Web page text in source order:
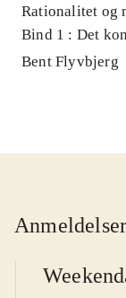
Rationalitet og
Bind 1 : Det
videnskab
Bent Flyvbjerg